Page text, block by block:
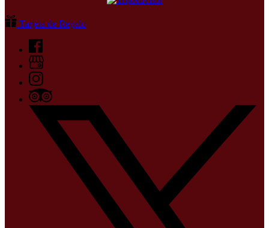
Tarjeta de Regalo